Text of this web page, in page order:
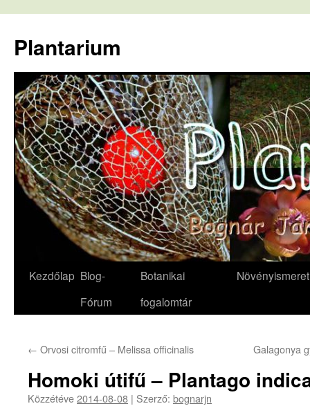
tartalomba
Plantarium
Kezdőlap Blog-
Fórum
Botanikai
fogalomtár
Növényismeret
← Orvosi citromfű – Melissa officinalis Galagonya
Homoki útifű – Plantago
Közzétéve2014-08-08 | Szerző: bognarjn